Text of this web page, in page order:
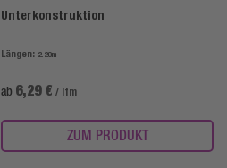
Unterkonstruktion
Längen: 2.20m
ab 6,29 € / lfm
ZUM PRODUKT